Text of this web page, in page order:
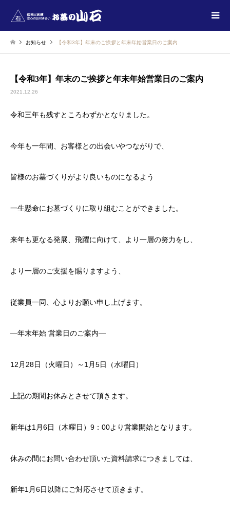
お知らせ 【令和3年】年末のご挨拶と年末年始営業日のご案内
【令和3年】年末のご挨拶と年末年始営業日のご案内
2021.12.26
令和三年も残すところわずかとなりました。
今年も一年間、お客様との出会いやつながりで、
皆様のお墓づくりがより良いものになるよう
一生懸命にお墓づくりに取り組むことができました。
来年も更なる発展、飛躍に向けて、より一層の努力をし、
より一層のご支援を賜りますよう、
従業員一同、心よりお願い申し上げます。
―年末年始 営業日のご案内―
12月28日（火曜日）～1月5日（水曜日）
上記の期間お休みとさせて頂きます。
新年は1月6日（木曜日）9：00より営業開始となります。
休みの間にお問い合わせ頂いた資料請求につきましては、
新年1月6日以降にご対応させて頂きます。